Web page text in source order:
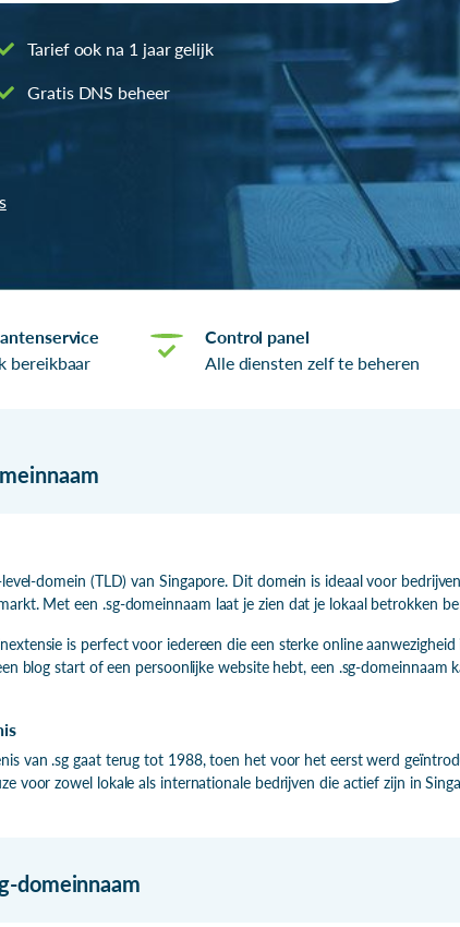
Tarief ook na 1 jaar gelijk
Gratis DNS beheer
bereikbaar
Control panel
Alle diensten zelf te beheren
domein (TLD) van Singapore. Dit domein is ideaal voor
Met een .sg-domeinnaam laat je zien dat je lokaal betrokken
is perfect voor iedereen die een sterke online
blog start of een persoonlijke website hebt, een .sg-domeinnaam
van .sg gaat terug tot 1988, toen het voor het eerst werd
voor zowel lokale als internationale bedrijven die actief zijn in
domeinnaam